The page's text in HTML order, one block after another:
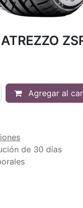
Agregar al
de 30 días